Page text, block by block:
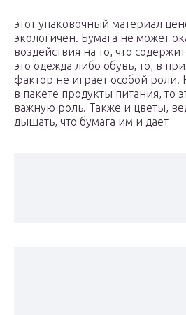
этот упаковочный материал
экологичен. Бумага не может
воздействия на то, что
это одежда либо обувь, то, в
фактор не играет особой роли.
в пакете продукты питания, то
важную роль. Также и цветы,
дышать, что бумага им и дает